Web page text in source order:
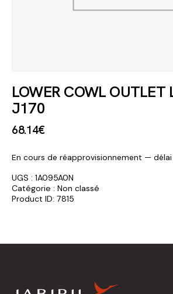
LOWER COWL OUTLET
J170
68.14€
En cours de réapprovisionnement —
UGS : 1A095A0N
Catégorie : Non classé
Product ID: 7815